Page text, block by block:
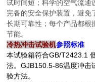
试时间短；科学的空气流通
完备的安全保护装置，避免
长期可靠性；每个产品都根
节能。
冷热冲击试验机参照标准
本试验箱符合GB/T2423.1
法。GJB150.5-86温度冲击
验方法。